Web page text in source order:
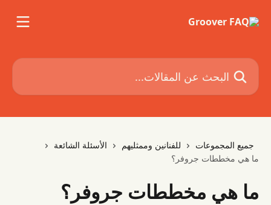
البحث عن المقالات...
جميع المجموعات للفنانين وممثليهم
الأسئلة الشائعة
ما هي مخططات جروفر؟
ما هي مخططات جروفر؟